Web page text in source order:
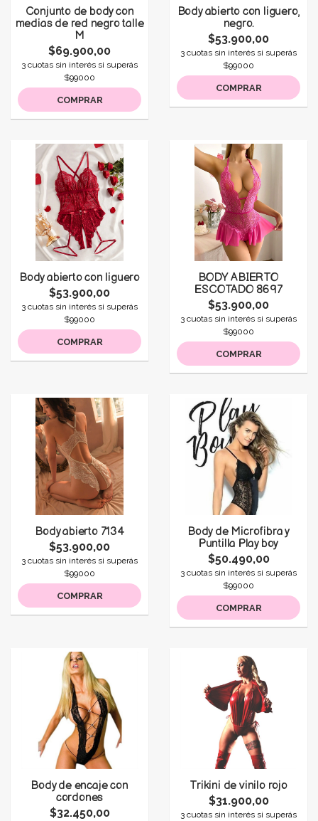
Conjunto de body con
medias de red negro talle
M
$69.900,00
3 cuotas sin interés si superás
$99000
COMPRAR
Body abierto con liguero,
negro.
$53.900,00
3 cuotas sin interés si superás
$99000
COMPRAR
Body abierto con liguero
$53.900,00
3 cuotas sin interés si superás
$99000
COMPRAR
BODY ABIERTO
ESCOTADO 8697
$53.900,00
3 cuotas sin interés si superás
$99000
COMPRAR
Body abierto 7134
$53.900,00
3 cuotas sin interés si superás
$99000
COMPRAR
Body de Microfibra y
Puntilla Play boy
$50.490,00
3 cuotas sin interés si superás
$99000
COMPRAR
Body de encaje con
cordones
$32.450,00
Trikini de vinilo rojo
$31.900,00
3 cuotas sin interés si superás